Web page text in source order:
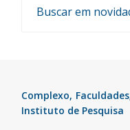
Complexo Faculdades
Instituto de Pesquisa